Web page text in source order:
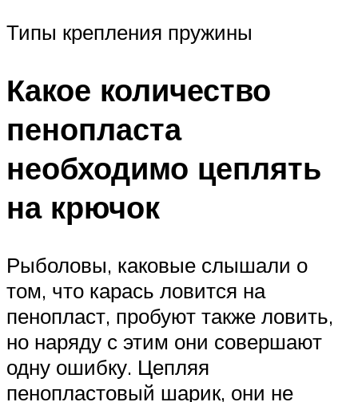
Типы крепления пружины
Какое количество
пенопласта
необходимо цеплять
на крючок
Рыболовы, каковые слышали о
том, что карась ловится на
пенопласт, пробуют также ловить,
но наряду с этим они совершают
одну ошибку. Цепляя
пенопластовый шарик, они не